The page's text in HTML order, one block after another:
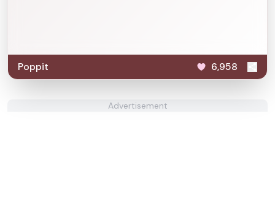
Poppit​ 6,958
Advertisement